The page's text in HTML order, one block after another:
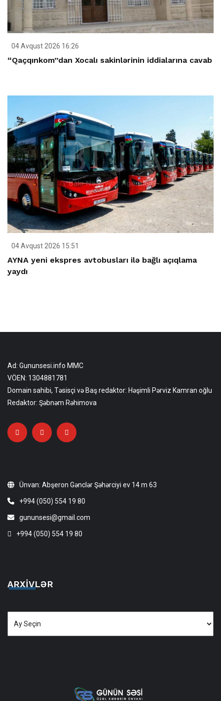
04 Avqust 2026 16:26
“Qaçqınkom”dan Xocalı sakinlərinin iddialarına cavab
04 Avqust 2026 15:51
AYNA yeni ekspres avtobusları ilə bağlı açıqlama
yaydı
Ad: Gununsesi.info MMC
VÖEN: 1304881781
Domain sahibi, Təsisçi və Baş redaktor: Həşimli Pərviz Kamran oğlu
Redaktor: Şəbnəm Rəhimova
Ünvan: Abşeron Gənclər Şəhərciyi ev 14 m 63
+994 (050) 554 19 80
gununsesi@gmail.com
+994 (050) 554 19 80
ARXIVLƏR
Arxivlər